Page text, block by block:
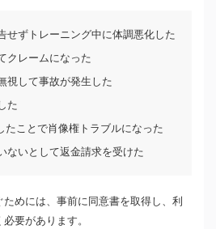
せずトレーニング中に体調悪化した
クレームになった
視して事故が発生した
た
たことで肖像権トラブルになった
ないとして返金請求を受けた
めには、事前に同意書を取得し、利
要があります。